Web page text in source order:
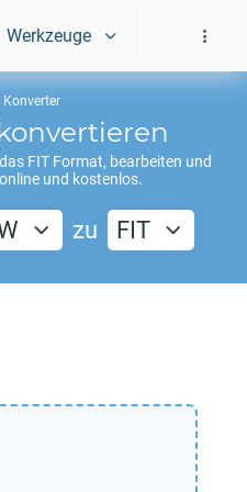
Werkzeuge
Konverter
FIT Format, bearbeiten und
und kostenlos.
zu FIT